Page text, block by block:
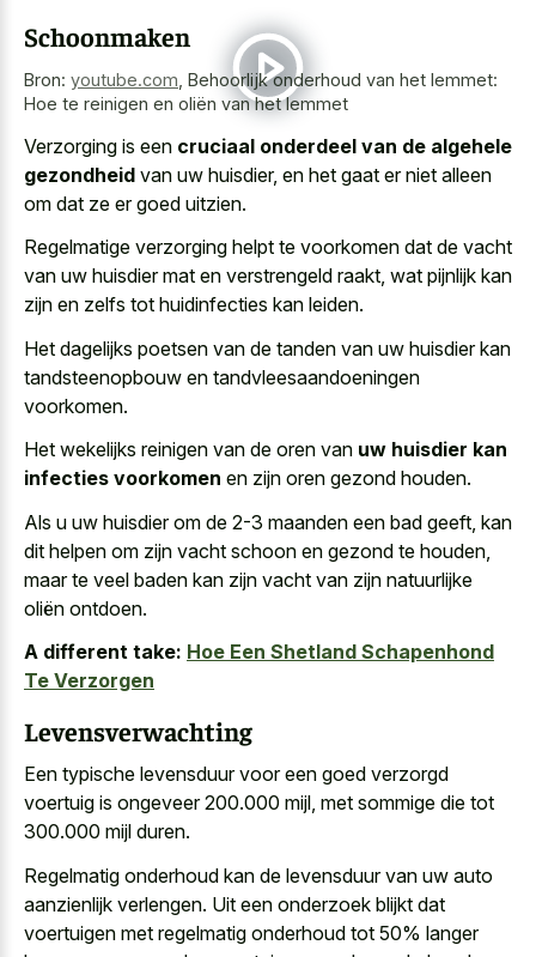
Schoonmaken
Bron: youtube.com Behoorlijk onderhoud van het lemmet:
Hoe te reinigen en oliën van het lemmet
Verzorging is een cruciaal onderdeel van de algehele
gezondheid van uw huisdier, en het gaat er niet alleen
om dat ze er goed uitzien.
Regelmatige verzorging helpt te voorkomen dat de vacht
van uw huisdier mat en verstrengeld raakt, wat pijnlijk kan
zijn en zelfs tot huidinfecties kan leiden.
Het dagelijks poetsen van de tanden van uw huisdier kan
tandsteenopbouw en tandvleesaandoeningen
voorkomen.
Het wekelijks reinigen van de oren van uw huisdier kan
infecties voorkomen en zijn oren gezond houden.
Als u uw huisdier om de 2-3 maanden een bad geeft , kan
dit helpen om zijn vacht schoon en gezond te houden,
maar te veel baden kan zijn vacht van zijn natuurlijke
oliën ontdoen.
A different take: Hoe Een Shetland Schapenhond
Te Verzorgen
Levensverwachting
Een typische levensduur voor een goed verzorgd
voertuig is ongeveer 200.000 mijl, met sommige die tot
300.000 mijl duren.
Regelmatig onderhoud kan de levensduur van uw auto
aanzienlijk verlengen. Uit een onderzoek blijkt dat
voertuigen met regelmatig onderhoud tot 50% langer